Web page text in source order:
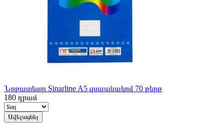
Նոթատետր Sinarline A5 զսպանակով 70 թերթ
180 դրամ
Ավելացնել